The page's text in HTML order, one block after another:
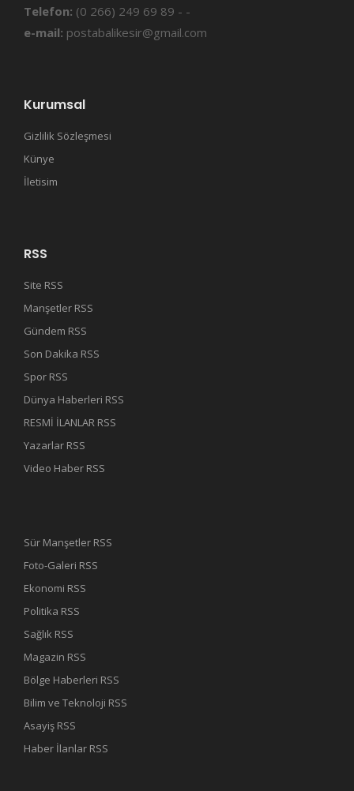
Telefon: (0 266) 249 69 89 - -
e-mail: postabalikesir@gmail.com
Kurumsal
Gizlilik Sözleşmesi
Künye
İletisim
RSS
Site RSS
Manşetler RSS
Gündem RSS
Son Dakika RSS
Spor RSS
Dünya Haberleri RSS
RESMİ İLANLAR RSS
Yazarlar RSS
Video Haber RSS
Sür Manşetler RSS
Foto-Galeri RSS
Ekonomi RSS
Politika RSS
Sağlık RSS
Magazin RSS
Bölge Haberleri RSS
Bilim ve Teknoloji RSS
Asayiş RSS
Haber İlanlar RSS